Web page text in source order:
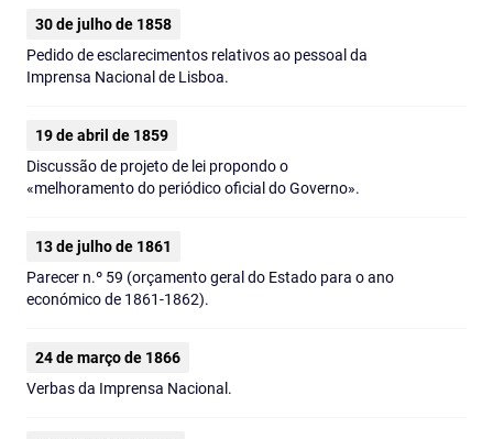
30 de julho de 1858
Pedido de esclarecimentos relativos ao pessoal da
Imprensa Nacional de Lisboa.
19 de abril de 1859
Discussão de projeto de lei propondo o
«melhoramento do periódico oficial do Governo».
13 de julho de 1861
Parecer n.º 59 (orçamento geral do Estado para o ano
económico de 1861-1862).
24 de março de 1866
Verbas da Imprensa Nacional.